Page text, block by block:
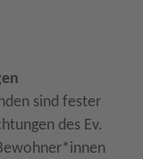
sind fester
des Ev.